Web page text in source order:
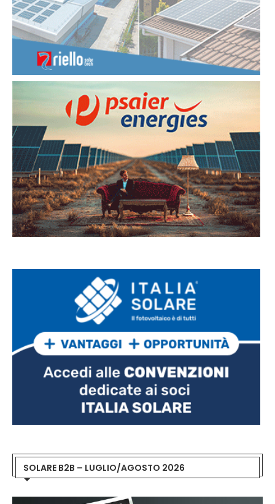
SOLARE B2B – LUGLIO/AGOSTO 2026